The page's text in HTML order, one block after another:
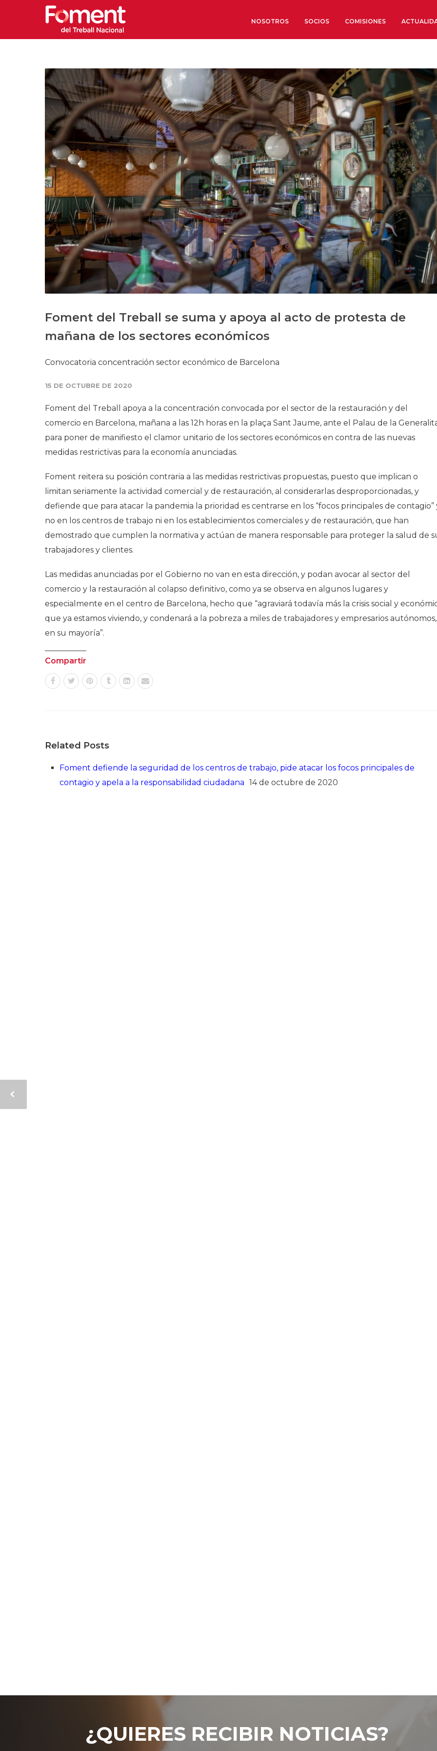
NOSOTROS
Órganos de Gobierno
Órganos Consultivos
Estructura Ejecutiva
Institut d’Estudis Estratègics
Organizaciones sectoriales
Sociedad Barcelonesa de
Económicos y Sociales
Organizaciones territoriales
Conoce más
Historia
Galería de Presidentes
Biblioteca Archivo
Sede Social
SOCIOS COMISIONES
Foment del Treball se suma y apoya al acto de protesta de
mañana de los sectores económicos
Convocatoria concentración sector económico de Barcelona
15 DE OCTUBRE DE 2020
Foment del Treball apoya a la concentración convocada por el sector de la restauración y del
comercio en Barcelona, mañana a las 12h horas en la plaça Sant Jaume, ante el Palau de la
para poner de manifiesto el clamor unitario de los sectores económicos en contra de las nuevas
medidas restrictivas para la economía anunciadas.
Foment reitera su posición contraria a las medidas restrictivas propuestas, puesto que implican o
limitan seriamente la actividad comercial y de restauración, al considerarlas desproporcionadas, y
defiende que para atacar la pandemia la prioridad es centrarse en los “focos principales de contagio”
no en los centros de trabajo ni en los establecimientos comerciales y de restauración, que han
demostrado que cumplen la normativa y actúan de manera responsable para proteger la salud de
trabajadores y clientes.
Las medidas anunciadas por el Gobierno no van en esta dirección, y podan avocar al sector del
comercio y la restauración al colapso definitivo, como ya se observa en algunos lugares y
especialmente en el centro de Barcelona, hecho que “agraviará todavía más la crisis social y
que ya estamos viviendo, y condenará a la pobreza a miles de trabajadores y empresarios autónomos,
en su mayoría”.
Compartir
Related Posts
Foment defiende la seguridad de los centros de trabajo, pide atacar los focos principales de
contagio y apela a la responsabilidad ciudadana 14 de octubre de 2020
¿QUIERES RECIBIR NOTICIAS?